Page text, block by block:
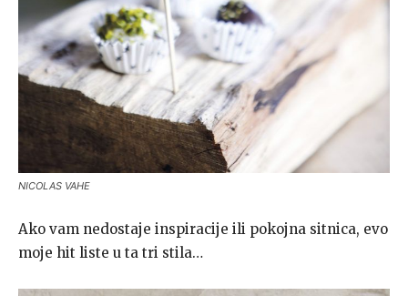
NICOLAS VAHE
Ako vam nedostaje inspiracije ili pokojna sitnica, evo
moje hit liste u ta tri stila…